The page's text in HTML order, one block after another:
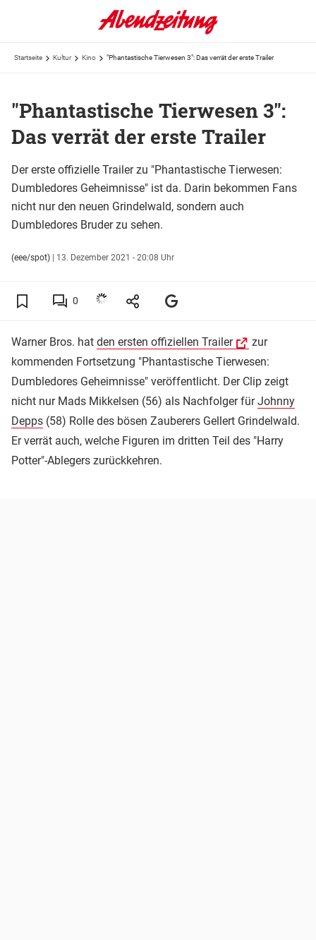
Startseite Kultur Kino "Phantastische Tierwesen 3": Das verrät der erste Trailer
"Phantastische Tierwesen 3":
Das verrät der erste Trailer
Der erste offizielle Trailer zu "Phantastische Tierwesen:
Dumbledores Geheimnisse" ist da. Darin bekommen Fans
nicht nur den neuen Grindelwald, sondern auch
Dumbledores Bruder zu sehen.
(eee/spot) | 13. Dezember 2021 - 20:08 Uhr
0
Warner Bros. hat den ersten offiziellen Trailer
zur
kommenden Fortsetzung "Phantastische Tierwesen:
Dumbledores Geheimnisse" veröffentlicht. Der Clip zeigt
nicht nur Mads Mikkelsen (56) als Nachfolger fürJohnny
Depps (58) Rolle des bösen Zauberers Gellert Grindelwald.
Er verrät auch, welche Figuren im dritten Teil des "Harry
Potter"-Ablegers zurückkehren.